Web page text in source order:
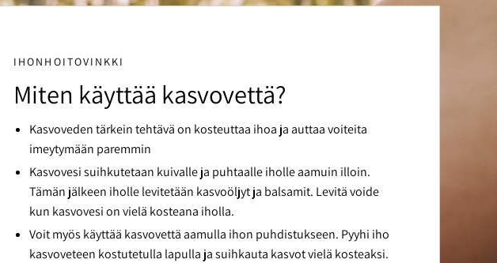
IHONHOITOVINKKI
Miten käyttää kasvovettä?
Kasvoveden tärkein tehtävä on kosteuttaa ihoa ja auttaa voiteita
imeytymään paremmin
Kasvovesi suihkutetaan kuivalle ja puhtaalle iholle aamuin illoin.
Tämän jälkeen iholle levitetään kasvoöljyt ja balsamit. Levitä voide
kun kasvovesi on vielä kosteana iholla.
Voit myös käyttää kasvovettä aamulla ihon puhdistukseen. Pyyhi iho
kasvoveteen kostutetulla lapulla ja suihkauta kasvot vielä kosteaksi.